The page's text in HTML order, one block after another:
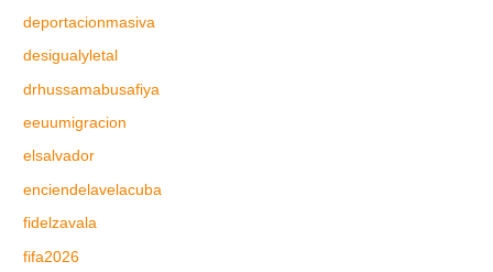
deportacionmasiva
desigualyletal
drhussamabusafiya
eeuumigracion
elsalvador
enciendelavelacuba
fidelzavala
fifa2026